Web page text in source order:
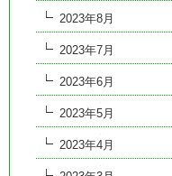
2023年8月
2023年7月
2023年6月
2023年5月
2023年4月